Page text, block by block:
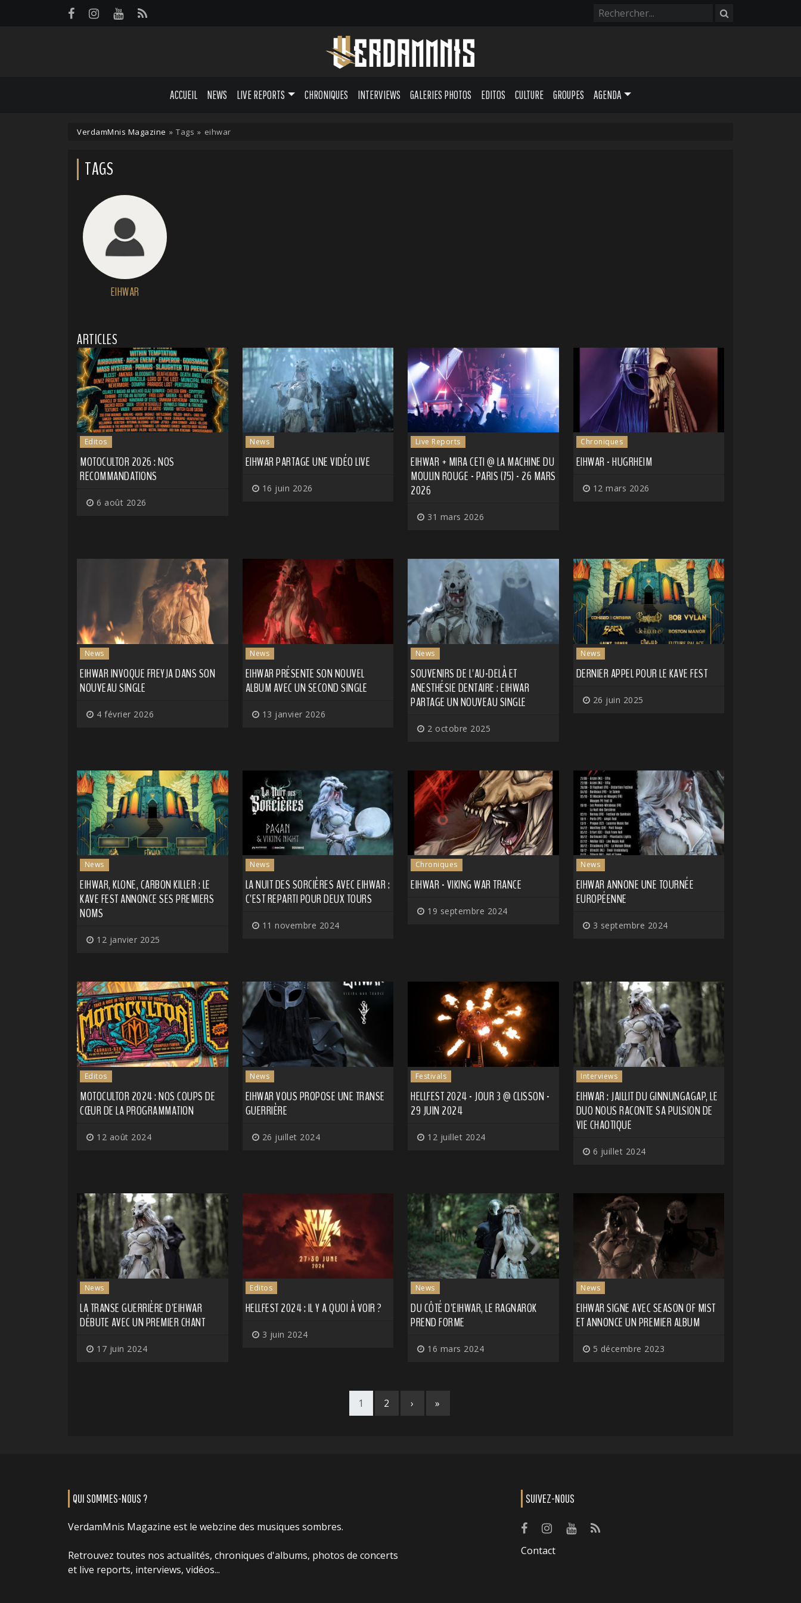
ACCUEIL NEWS LIVE REPORTS CHRONIQUES INTERVIEWS GALERIES PHOTOS EDITOS CULTURE GROUPES AGENDA
VerdamMnis Magazine » Tags » eihwar
TAGS
EIHWAR
ARTICLES
Editos
MOTOCULTOR 2026 : NOS
RECOMMANDATIONS
6 août 2026
News
EIHWAR PARTAGE UNE VIDÉO LIVE
16 juin 2026
Live Reports
EIHWAR + MIRA CETI @ LA MACHINE DU
MOULIN ROUGE - PARIS (75) - 26 MARS
2026
31 mars 2026
Chroniques
EIHWAR - HUGRHEIM
12 mars 2026
News
EIHWAR INVOQUE FREYJA DANS SON
NOUVEAU SINGLE
4 février 2026
News
EIHWAR PRÉSENTE SON NOUVEL
ALBUM AVEC UN SECOND SINGLE
13 janvier 2026
News
SOUVENIRS DE L'AU-DELÀ ET
ANESTHÉSIE DENTAIRE : EIHWAR
PARTAGE UN NOUVEAU SINGLE
2 octobre 2025
News
DERNIER APPEL POUR LE KAVE FEST
26 juin 2025
News
EIHWAR, KLONE, CARBON KILLER : LE
KAVE FEST ANNONCE SES PREMIERS
NOMS
12 janvier 2025
News
LA NUIT DES SORCIÈRES AVEC EIHWAR :
C'EST REPARTI POUR DEUX TOURS
11 novembre 2024
Chroniques
EIHWAR - VIKING WAR TRANCE
19 septembre 2024
News
EIHWAR ANNONE UNE TOURNÉE
EUROPÉENNE
3 septembre 2024
Editos
MOTOCULTOR 2024 : NOS COUPS DE
CŒUR DE LA PROGRAMMATION
12 août 2024
News
EIHWAR VOUS PROPOSE UNE TRANSE
GUERRIÈRE
26 juillet 2024
Festivals
HELLFEST 2024 - JOUR 3 @ CLISSON -
29 JUIN 2024
12 juillet 2024
Interviews
EIHWAR : JAILLIT DU GINNUNGAGAP, LE
DUO NOUS RACONTE SA PULSION DE
VIE CHAOTIQUE
6 juillet 2024
News
LA TRANSE GUERRIÈRE D'EIHWAR
DÉBUTE AVEC UN PREMIER CHANT
17 juin 2024
Editos
HELLFEST 2024 : IL Y A QUOI À VOIR ?
3 juin 2024
News
DU CÔTÉ D'EIHWAR, LE RAGNAROK
PREND FORME
16 mars 2024
News
EIHWAR SIGNE AVEC SEASON OF MIST
ET ANNONCE UN PREMIER ALBUM
5 décembre 2023
1 2 › »
QUI SOMMES-NOUS ?
VerdamMnis Magazine est le webzine des musiques sombres.
Retrouvez toutes nos actualités, chroniques d'albums, photos de concerts
et live reports, interviews, vidéos...
SUIVEZ-NOUS
Contact
Panneau de gestion des cookies